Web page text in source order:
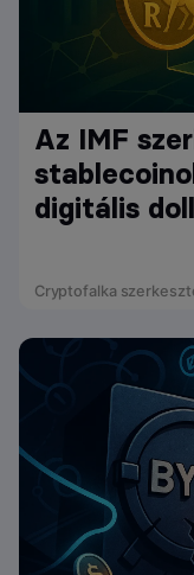
Az IMF
digitális
Cryptofalka